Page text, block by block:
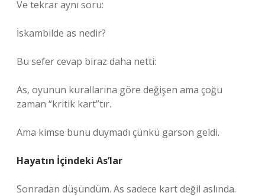
Ve tekrar aynı soru:
İskambilde as nedir?
Bu sefer cevap biraz daha netti:
As, oyunun kurallarına göre değişen ama çoğu
zaman “kritik kart”tır.
Ama kimse bunu duymadı çünkü garson geldi.
Hayatın İçindeki As’lar
Sonradan düşündüm. As sadece kart değil aslında.